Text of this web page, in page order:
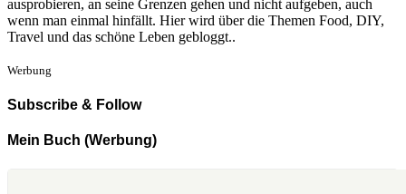
ausprobieren, an seine Grenzen gehen und nicht aufgeben, auch
wenn man einmal hinfällt. Hier wird über die Themen Food, DIY,
Travel und das schöne Leben gebloggt..
Werbung
Subscribe & Follow
Mein Buch (Werbung)